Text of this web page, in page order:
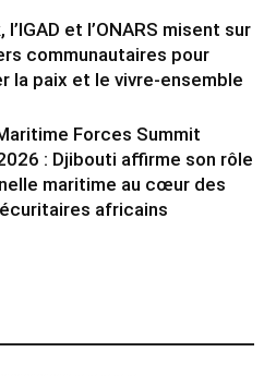
l’IGAD et l’ONARS misent sur
communautaires pour
la paix et le vivre-ensemble
Forces Summit
: Djibouti affirme son rôle
maritime au cœur des
africains